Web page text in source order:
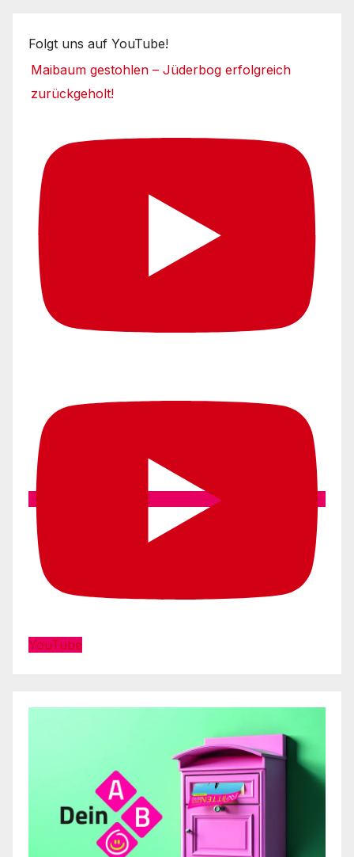
Folgt uns auf YouTube!
Maibaum gestohlen – Jüderbog erfolgreich
zurückgeholt!
YouTube